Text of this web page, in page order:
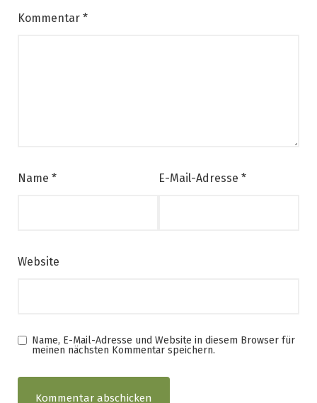
Kommentar *
Name * E-Mail-Adresse *
Website
Name, E-Mail-Adresse und Website in diesem Browser für
meinen nächsten Kommentar speichern.